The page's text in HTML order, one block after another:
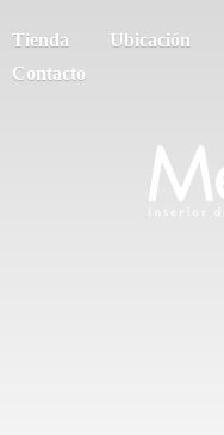
Tienda
Ubicación
Contacto